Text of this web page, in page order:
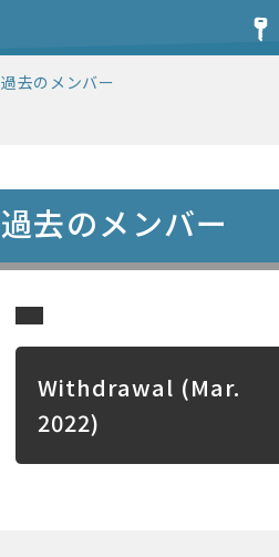
過去のメンバー
過去のメンバー
Withdrawal (Mar.
2022)